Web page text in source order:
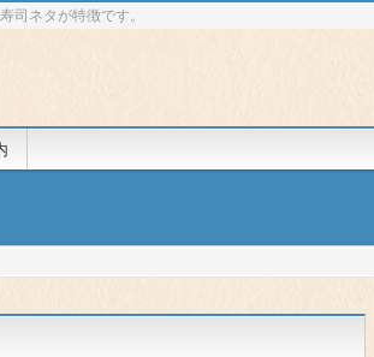
ネタが特徴です。